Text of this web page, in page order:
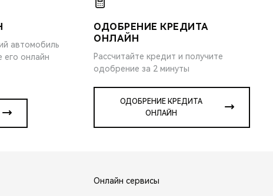
автомобиль
его онлайн
ОДОБРЕНИЕ КРЕДИТА
ОНЛАЙН
Рассчитайте кредит и получите
одобрение за 2 минуты
ОДОБРЕНИЕ КРЕДИТА
ОНЛАЙН
Онлайн сервисы